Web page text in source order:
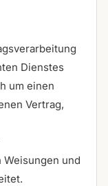
Dienstes
um einen
Vertrag,
und